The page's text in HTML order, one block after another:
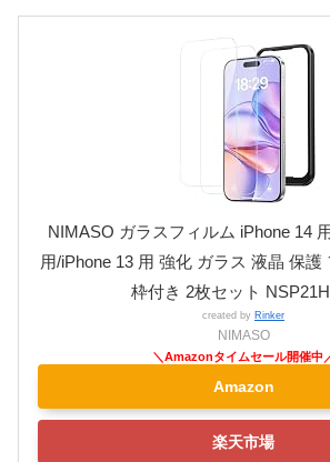
NIMASO ガラスフィルム iPhone 14
用/iPhone 13 用 強化 ガラス 液晶 保護
枠付き 2枚セット
created by Rinker
NIMASO
Amazon
楽天市場